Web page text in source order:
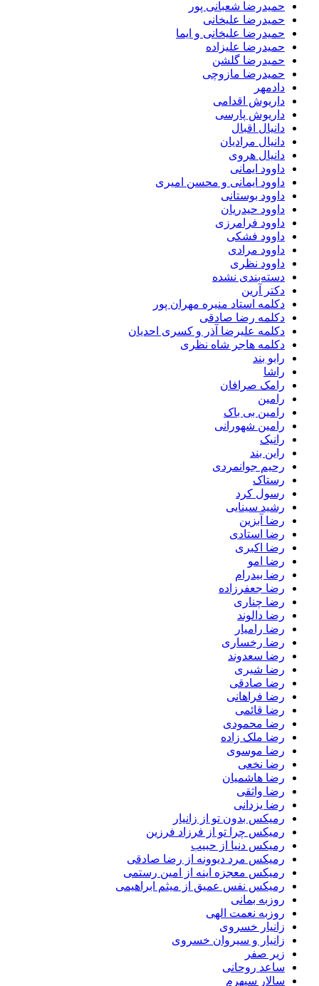
حمیدرضا شعبانی پور
حمیدرضا علیخانی
حمیدرضا علیخانی و ایما
حمیدرضا علیزاده
حمیدرضا گلشن
حمیدرضا مازوچی
دادمهر
داریوش اقدامی
داریوش پارسی
دانیال اقبال
دانیال مرادیان
دانیال هروی
داوود ایمانی
داوود ایمانی و محسن امیری
داوود بوستانی
داوود حیدریان
داوود فرامرزی
داوود فشکی
داوود مرادی
داوود نظری
دسته‌بندی نشده
دکتر آرین
دکلمه استاد منیره مهران پور
دکلمه رضا صادقی
دکلمه علیرضا آذر و کسری احدیان
دکلمه هاجر شاه نظری
رابو بند
راشا
رامک صرافان
رامین
رامین بی باک
رامین شهورانی
رانیک
راین بند
رحیم جوانمردی
رستاک
رسول کرد
رشید سینایی
رضا آبزین
رضا استادی
رضا اکبری
رضا امو
رضا بیدرام
رضا جعفرزاده
رضا چناری
رضا دالوند
رضا رامیار
رضا رخساری
رضا سعدوند
رضا شیری
رضا صادقی
رضا فراهانی
رضا قائمی
رضا محمودی
رضا ملک زاده
رضا موسوی
رضا نخعی
رضا هاشمیان
رضا واثقی
رضا یزدانی
رمیکس بدون تو از زانیار
رمیکس چرا تو از فرزاد فرزین
رمیکس دنیا از حبیب
رمیکس مرد دیوونه از رضا صادقی
رمیکس معجزه اینه از امین رستمی
رمیکس نفس عمیق از میثم ابراهیمی
روزبه بمانی
روزبه نعمت الهی
زانیار خسروی
زانیار و سیروان خسروی
زیر صفر
ساعد روحانی
سالار سپهرم